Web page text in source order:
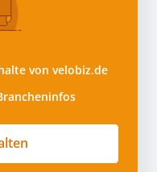
von velobiz.de